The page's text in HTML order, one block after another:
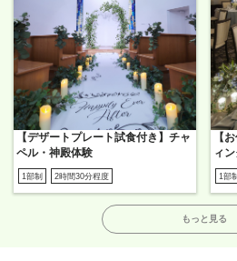
【デザートプレート試食付き】チャ
ペル・神殿体験
1部制 2時間30分程度
【
ィ
1部制
もっと見る